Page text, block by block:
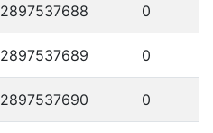
2897537688 0
2897537689 0
2897537690 0